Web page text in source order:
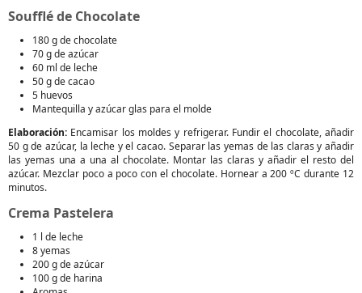
Soufflé de Chocolate
180 g de chocolate
70 g de azúcar
60 ml de leche
50 g de cacao
5 huevos
Mantequilla y azúcar glas para el molde
Elaboración: Encamisar los moldes y refrigerar. Fundir el chocolate, añadir
50 g de azúcar, la leche y el cacao. Separar las yemas de las claras y añadir
las yemas una a una al chocolate. Montar las claras y añadir el resto del
azúcar. Mezclar poco a poco con el chocolate. Hornear a 200 ºC durante 12
minutos.
Crema Pastelera
1 l de leche
8 yemas
200 g de azúcar
100 g de harina